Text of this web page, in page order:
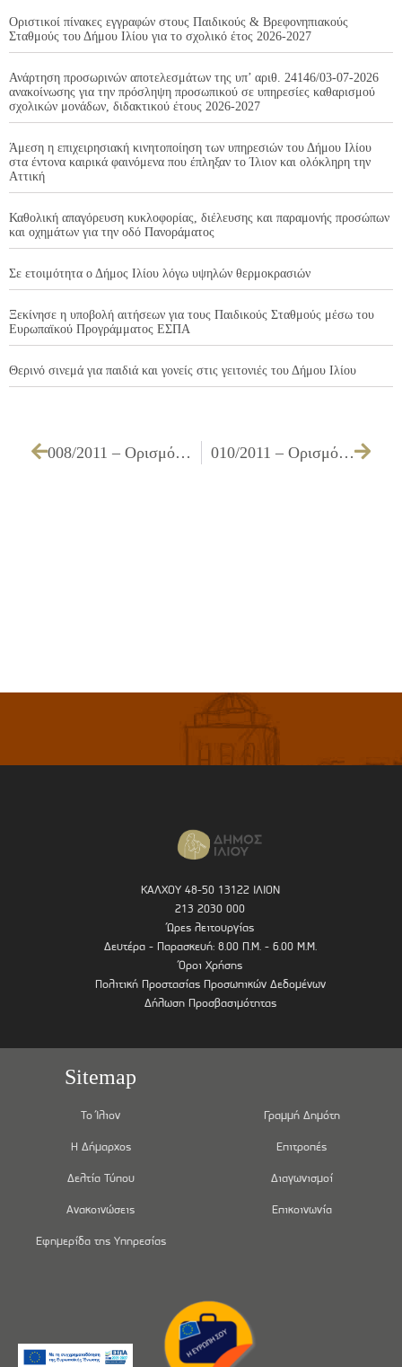
Οριστικοί πίνακες εγγραφών στους Παιδικούς & Βρεφονηπιακούς
Σταθμούς του Δήμου Ιλίου για το σχολικό έτος 2026-2027
Ανάρτηση προσωρινών αποτελεσμάτων της υπ’ αριθ. 24146/03-07-2026
ανακοίνωσης για την πρόσληψη προσωπικού σε υπηρεσίες καθαρισμού
σχολικών μονάδων, διδακτικού έτους 2026-2027
Άμεση η επιχειρησιακή κινητοποίηση των υπηρεσιών του Δήμου Ιλίου
στα έντονα καιρικά φαινόμενα που έπληξαν το Ίλιον και ολόκληρη την
Αττική
Καθολική απαγόρευση κυκλοφορίας, διέλευσης και παραμονής προσώπων
και οχημάτων για την οδό Πανοράματος
Σε ετοιμότητα ο Δήμος Ιλίου λόγω υψηλών θερμοκρασιών
Ξεκίνησε η υποβολή αιτήσεων για τους Παιδικούς Σταθμούς μέσω του
Ευρωπαϊκού Προγράμματος ΕΣΠΑ
Θερινό σινεμά για παιδιά και γονείς στις γειτονιές του Δήμου Ιλίου
008/2011 – Ορισμός μελών Επιτροπής Παραλαβής προμηθειών σύμφωνα με το άρθρο 28 της Υπουργικής Απόφασης 11389/1993, αποτελούμενη από 3 υπαλλήλους με τους αναπληρωτές τους, εκ των οποίων ο ένας ορίζεται Πρόεδρος για το έτος 2011 010/2011 – Ορισμός μελών της Επιτροπής Σύνταξης Τοπογραφικού Διαγράμματος για τη τοποθέτηση ή μετατόπιση περιπτέρων, εντός του Δήμου μας για το έτος 2011
ΚΑΛΧΟΥ 48-50 13122 ΙΛΙΟΝ
213 2030 000
Ώρες λειτουργίας
Δευτέρα - Παρασκευή: 8.00 Π.Μ. - 6.00 Μ.Μ.
Όροι Χρήσης
Πολιτική Προστασίας Προσωπικών Δεδομένων
Δήλωση Προσβασιμότητας
Sitemap
Το Ίλιον
Η Δήμαρχος
Δελτία Τύπου
Ανακοινώσεις
Εφημερίδα της Υπηρεσίας
Γραμμή Δημότη
Επιτροπές
Διαγωνισμοί
Επικοινωνία